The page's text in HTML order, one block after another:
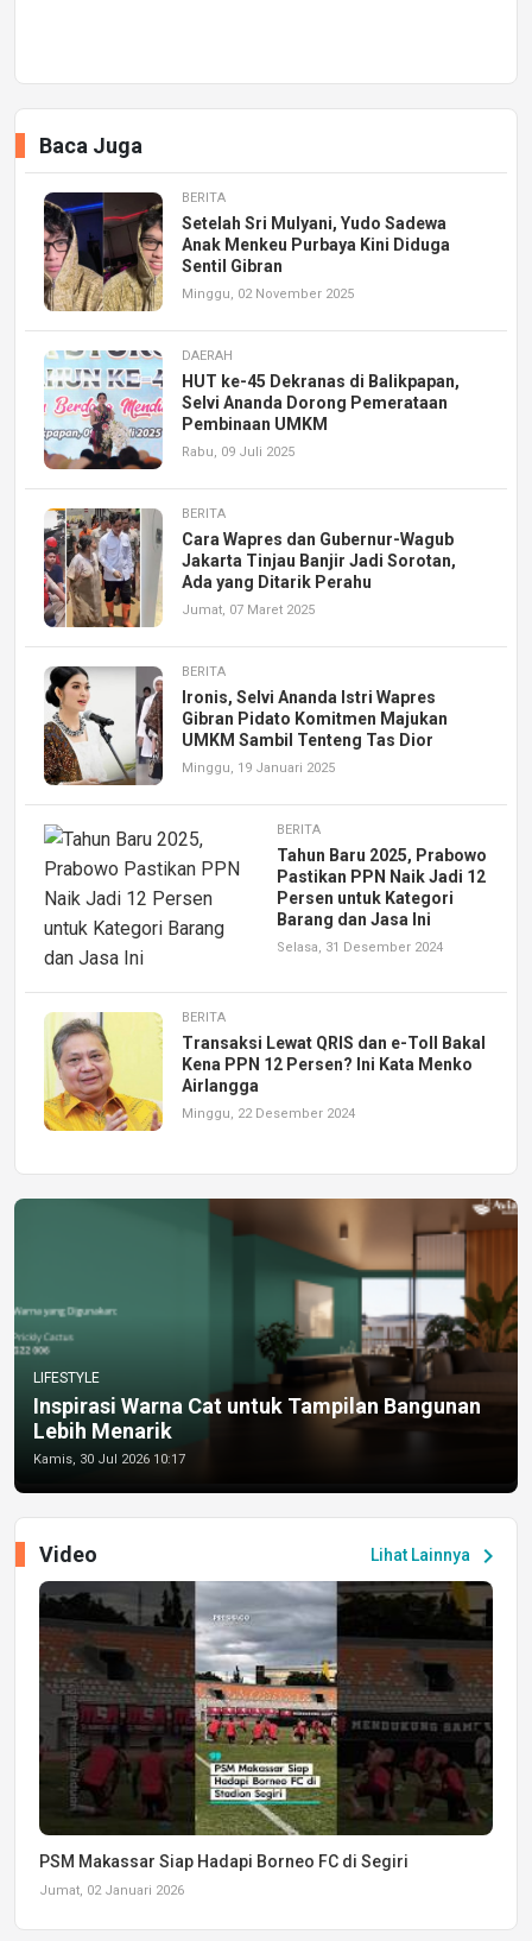
Baca Juga
BERITA
Setelah Sri Mulyani, Yudo Sadewa
Anak Menkeu Purbaya Kini Diduga
Sentil Gibran
Minggu, 02 November 2025
DAERAH
HUT ke-45 Dekranas di Balikpapan,
Selvi Ananda Dorong Pemerataan
Pembinaan UMKM
Rabu, 09 Juli 2025
BERITA
Cara Wapres dan Gubernur-Wagub
Jakarta Tinjau Banjir Jadi Sorotan,
Ada yang Ditarik Perahu
Jumat, 07 Maret 2025
BERITA
Ironis, Selvi Ananda Istri Wapres
Gibran Pidato Komitmen Majukan
UMKM Sambil Tenteng Tas Dior
Minggu, 19 Januari 2025
BERITA
Tahun Baru 2025, Prabowo
Pastikan PPN Naik Jadi 12
Persen untuk Kategori
Barang dan Jasa Ini
Selasa, 31 Desember 2024
BERITA
Transaksi Lewat QRIS dan e-Toll Bakal
Kena PPN 12 Persen? Ini Kata Menko
Airlangga
Minggu, 22 Desember 2024
LIFESTYLE
Inspirasi Warna Cat untuk Tampilan Bangunan
Lebih Menarik
Kamis, 30 Jul 2026 10:17
Lihat Lainnya chevron_right
Video
PSM Makassar Siap Hadapi Borneo FC di Segiri
Jumat, 02 Januari 2026